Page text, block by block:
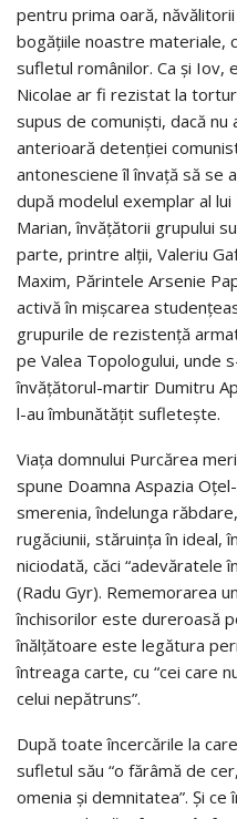
pentru prima oară,
bogăţiile noastre materiale,
sufletul românilor. Ca şi Iov,
Nicolae ar fi rezistat la
supus de comunişti, dacă
anterioară detenţiei
antonesciene îl învaţă să se
după modelul exemplar al
Marian, învăţătorii grupului
parte, printre alţii, Valeriu
Maxim, Părintele Arsenie
activă în mişcarea
grupurile de rezistenţă
pe Valea Topologului, unde
învăţătorul-martir Dumitru
l-au îmbunătăţit sufleteşte.
Viaţa domnului Purcărea
spune Doamna Aspazia
smerenia, îndelunga
rugăciunii, stăruinţa în ideal,
niciodată, căci “adevăratele
(Radu Gyr). Rememorarea
închisorilor este dureroasă
înălţătoare este legătura
întreaga carte, cu “cei care
celui nepătruns”.
După toate încercările la
sufletul său “o fărâmă de
omenia şi demnitatea”. Şi